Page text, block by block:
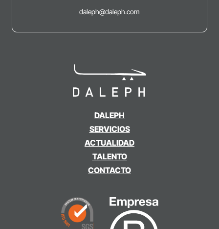
DALEPH
SERVICIOS
ACTUALIDAD
TALENTO
CONTACTO
daleph@daleph.com